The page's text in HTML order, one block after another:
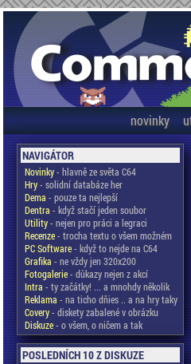
novinky
NAVIGÁTOR
Novinky- hlavně ze světa C64
Hry- solidní databáze her
Dema - pouze ta nejlepší
Dentra - když stačí jeden soubor
Utility- nejen pro práci a legraci
Recenze- trocha textu o všem možném
PC Software- když to nejde na C64
Grafika - ne vždy jen 320x200
Fotogalerie- důkazy nejen z akcí
Intra - ty začátky! ... a mnohdy několik
Reklama - na ticho dňies .. a na hry taky
Covery- diskety zabalené v obrázku
Diskuze- o všem, o ničem a tak
POSLEDNÍCH 10 Z DISKUZE